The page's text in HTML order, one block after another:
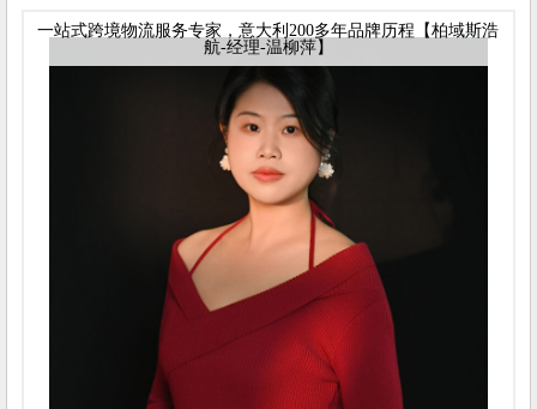
一站式跨境物流服务专家，意大利200多年品牌历程【柏域斯浩
航-经理-温柳萍】